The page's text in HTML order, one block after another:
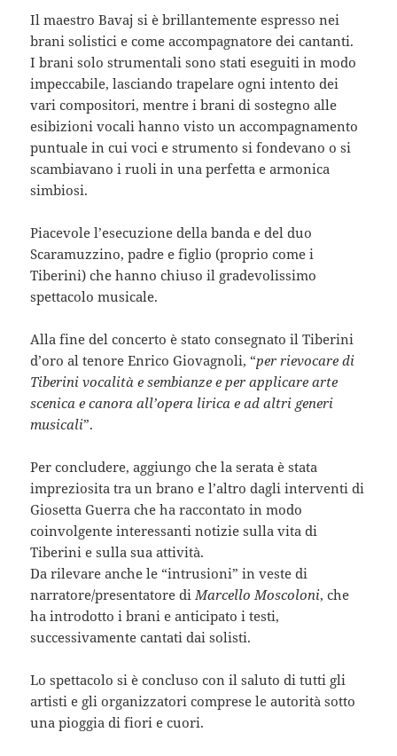
Il maestro Bavaj si è brillantemente espresso nei
brani solistici e come accompagnatore dei cantanti.
I brani solo strumentali sono stati eseguiti in modo
impeccabile, lasciando trapelare ogni intento dei
vari compositori, mentre i brani di sostegno alle
esibizioni vocali hanno visto un accompagnamento
puntuale in cui voci e strumento si fondevano o si
scambiavano i ruoli in una perfetta e armonica
simbiosi.
Piacevole l’esecuzione della banda e del duo
Scaramuzzino, padre e figlio (proprio come i
Tiberini) che hanno chiuso il gradevolissimo
spettacolo musicale.
Alla fine del concerto è stato consegnato il Tiberini
d’oro al tenore Enrico Giovagnoli, “per rievocare di
Tiberini vocalità e sembianze e per applicare arte
scenica e canora all’opera lirica e ad altri generi
musicali”.
Per concludere, aggiungo che la serata è stata
impreziosita tra un brano e l’altro dagli interventi di
Giosetta Guerra che ha raccontato in modo
coinvolgente interessanti notizie sulla vita di
Tiberini e sulla sua attività.
Da rilevare anche le “intrusioni” in veste di
narratore/presentatore di Marcello Moscoloni, che
ha introdotto i brani e anticipato i testi,
successivamente cantati dai solisti.
Lo spettacolo si è concluso con il saluto di tutti gli
artisti e gli organizzatori comprese le autorità sotto
una pioggia di fiori e cuori.